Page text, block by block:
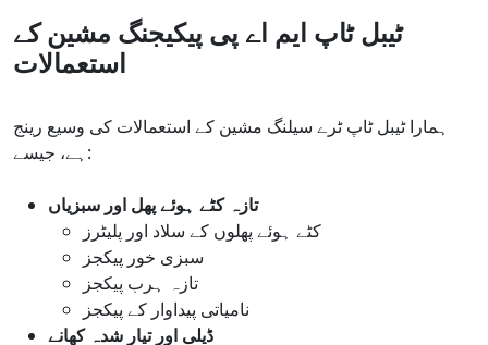
ٹیبل ٹاپ ایم اے پی پیکیجنگ مشین کے
استعمالات
ہمارا ٹیبل ٹاپ ٹرے سیلنگ مشین کے استعمالات کی وسیع رینج
ہے، جیسے:
تازہ کٹے ہوئے پھل اور سبزیاں
کٹے ہوئے پھلوں کے سلاد اور پلیٹرز
سبزی خور پیکجز
تازہ ہرب پیکجز
نامیاتی پیداوار کے پیکجز
ڈیلی اور تیار شدہ کھانے